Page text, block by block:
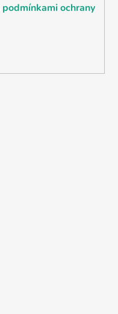
podmínkami ochrany